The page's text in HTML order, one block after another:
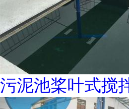
污泥池桨叶式搅